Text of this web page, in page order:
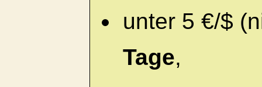
unter 5 €/$
Tage,